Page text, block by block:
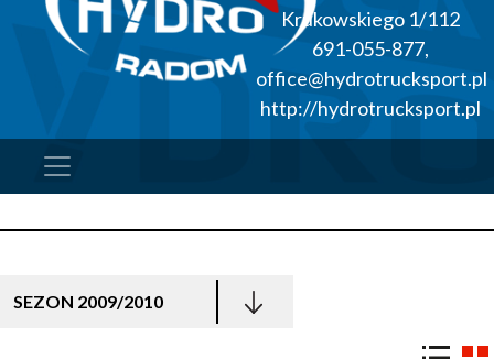
Krukowskiego 1/112
691-055-877,
office@hydrotrucksport.pl
http://hydrotrucksport.pl
SEZON 2009/2010